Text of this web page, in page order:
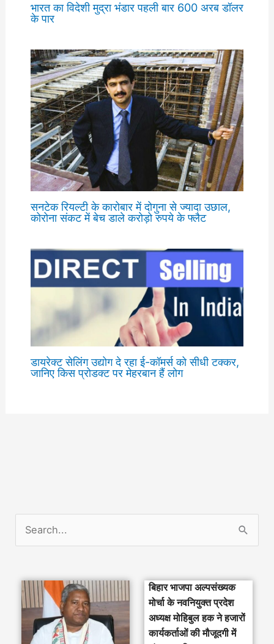
भारत का विदेशी मुद्रा भंडार पहली बार 600 अरब डॉलर
के पार
सनटेक रियल्टी के कारोबार में दोगुना से ज्यादा उछाल,
कोरोना संकट में बेच डाले करोड़ो रुपये के फ्लैट
डायरेक्ट सेलिंग उद्योग दे रहा ई-कॉमर्स को सीधी टक्कर,
जानिए किस प्रोडक्ट पर मेहरबान हैं लोग
बिहार भाजपा अल्पसंख्यक
मोर्चा के नवनियुक्त प्रदेश
अध्यक्ष मोहिबुल हक ने हजारों
कार्यकर्ताओं की मौजूदगी में